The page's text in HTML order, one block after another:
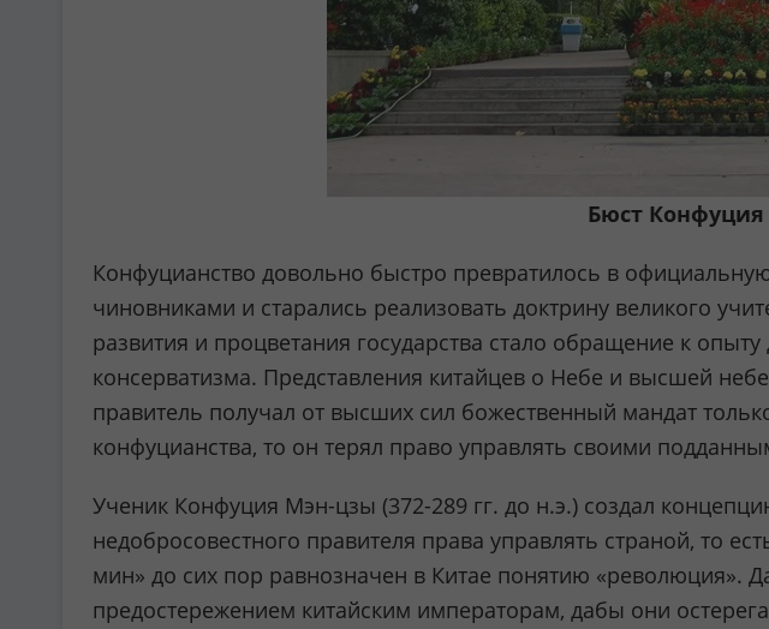
Бюст
Конфуцианство довольно быстро превратилось в
чиновниками и старались реализовать доктрину великого
развития и процветания государства стало обращение к
консерватизма. Представления китайцев о Небе и высшей
правитель получал от высших сил божественный мандат
конфуцианства, то он терял право управлять своими
Ученик Конфуция Мэн-цзы (372-289 гг. до н.э.) создал
недобросовестного правителя права управлять страной, то
мин» до сих пор равнозначен в Китае понятию «революция».
предостережением китайским императорам, дабы они